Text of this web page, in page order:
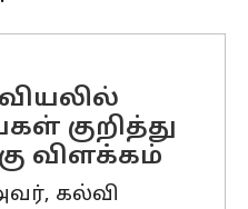
குறித்து
விளக்கம்
கல்வி